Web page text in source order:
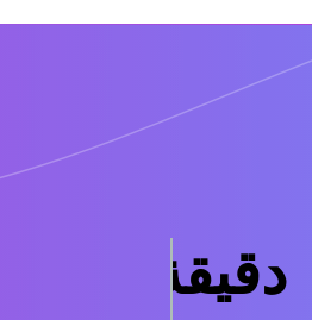
دقيقة بدقيقة